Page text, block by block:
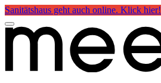
Sanitätshaus geht auch online. Klick hier!